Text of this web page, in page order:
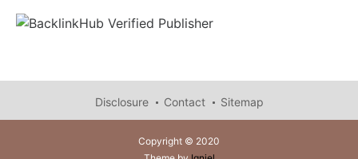
Disclosure Contact Sitemap
Copyright © 2020